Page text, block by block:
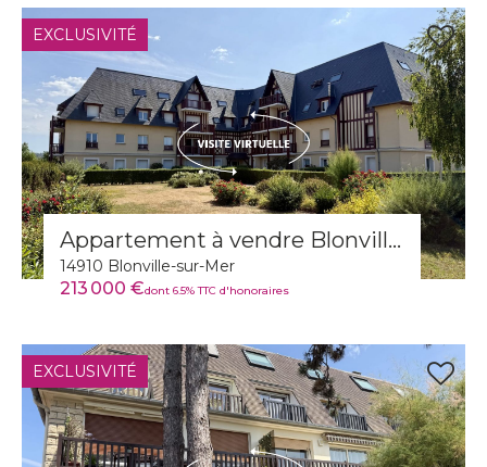
EXCLUSIVITÉ
Appartement à vendre Blonville-sur-Mer
14910 Blonville-sur-Mer
213 000 €dont 6.5% TTC d'honoraires
EXCLUSIVITÉ